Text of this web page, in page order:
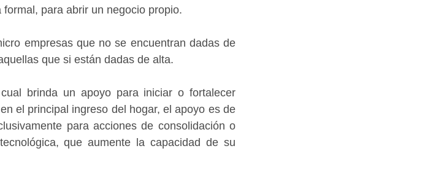
para abrir un negocio propio.
empresas que no se encuentran dadas de
que si están dadas de alta.
brinda un apoyo para iniciar o fortalecer
el principal ingreso del hogar, el apoyo es de
para acciones de consolidación o
que aumente la capacidad de su